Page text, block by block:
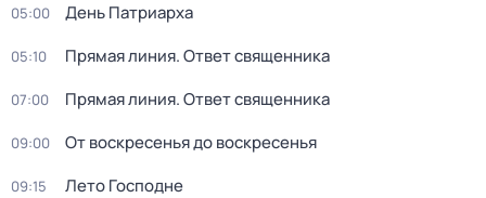
05:00 Дeнь Патриаpха
05:10 Прямая линия. Ответ священника
07:00 Прямая линия. Ответ священника
09:00 От воскресенья до воскресенья
09:15 Лето Господне